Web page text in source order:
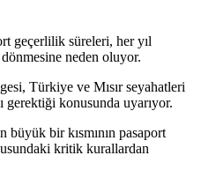
geçerlilik süreleri, her yıl
dönmesine neden oluyor.
Türkiye ve Mısır seyahatleri
gerektiği konusunda uyarıyor.
büyük bir kısmının pasaport
kritik kurallardan